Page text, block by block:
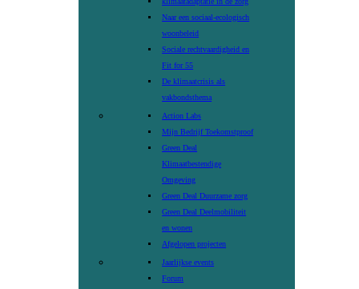
Naar een sociaal-ecologisch
woonbeleid
Sociale rechtvaardigheid en
Fit for 55
De klimaatcrisis als
vakbondsthema
Action Labs
Mijn Bedrijf Toekomstproof
Green Deal
Klimaatbestendige
Omgeving
Green Deal Duurzame zorg
Green Deal Deelmobiliteit
en wonen
Afgelopen projecten
Jaarlijkse events
Forum